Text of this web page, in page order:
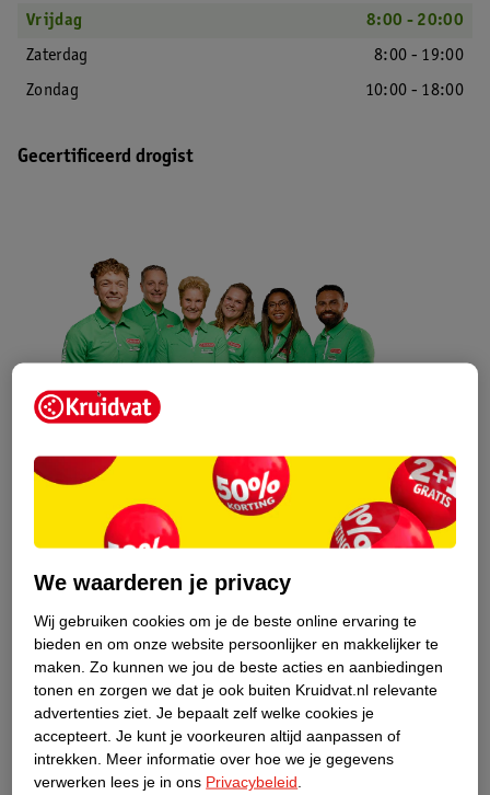
Vrijdag
8:00 - 20:00
Zaterdag
8:00 - 19:00
Zondag
10:00 - 18:00
Gecertificeerd drogist
Kruidvat is een erkend specialist in
zelfzorg, ook online. Wat je
gezondheidsvraag ook is, stel hem aan
Stel je gezondheidsvraag
Ook in deze winkel
Kruidvat.nl ophaalpunt
Laat je bestelling snel en gemakkelijk bezorgen in de
We waarderen je privacy
Wij gebruiken cookies om je de beste online ervaring te
bieden en om onze website persoonlijker en makkelijker te
maken. Zo kunnen we jou de beste acties en aanbiedingen
tonen en zorgen we dat je ook buiten Kruidvat.nl relevante
advertenties ziet. Je bepaalt zelf welke cookies je
accepteert. Je kunt je voorkeuren altijd aanpassen of
intrekken.
Meer informatie over hoe we je gegevens
verwerken lees je in ons Privacybeleid